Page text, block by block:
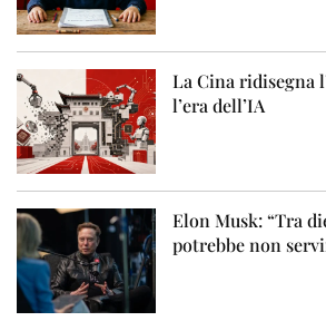
La Cina ridisegna
l’era dell’IA
Elon Musk: “Tra
potrebbe non